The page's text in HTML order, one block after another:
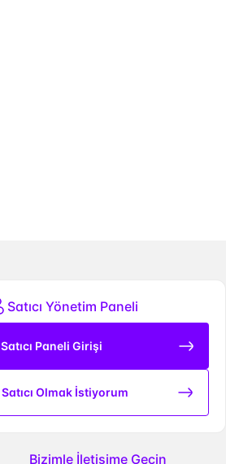
Satıcı Yönetim Paneli
Satıcı Paneli Girişi
Satıcı Olmak İstiyorum
Bizimle İletişime Geçin